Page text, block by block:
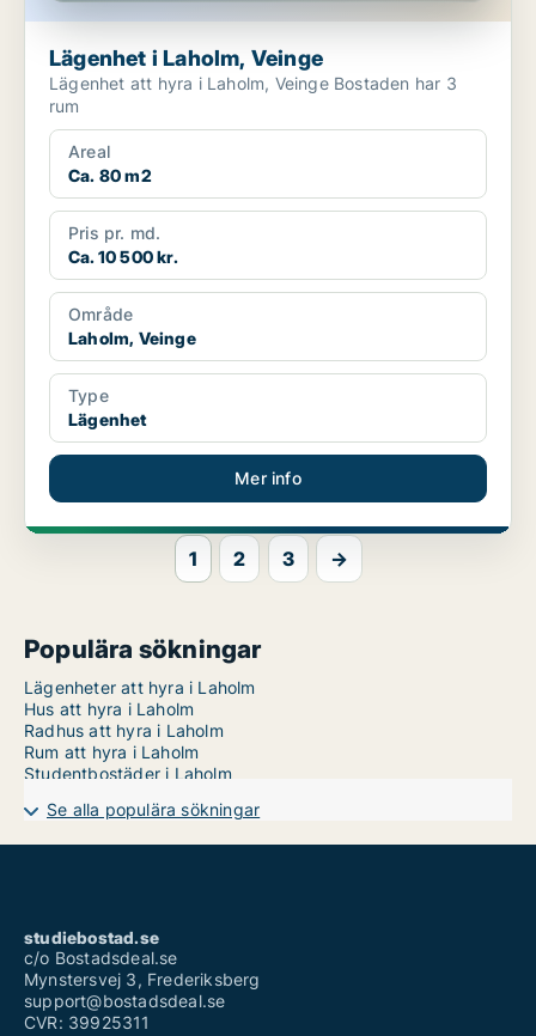
Lägenhet i Laholm, Veinge
Lägenhet att hyra i Laholm, Veinge Bostaden har 3
rum
Areal
Ca. 80 m2
Pris pr. md.
Ca. 10 500 kr.
Område
Laholm, Veinge
Type
Lägenhet
Mer info
1 2 3 →
Populära sökningar
Lägenheter att hyra i Laholm
Hus att hyra i Laholm
Radhus att hyra i Laholm
Rum att hyra i Laholm
Studentbostäder i Laholm
Se alla populära sökningar
studiebostad.se
c/o Bostadsdeal.se
Mynstersvej 3, Frederiksberg
support@bostadsdeal.se
CVR: 39925311